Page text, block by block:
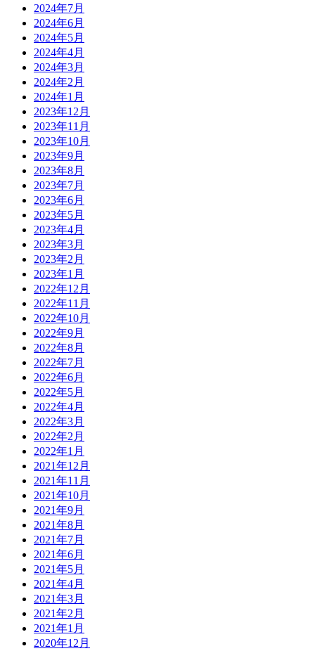
2024年7月
2024年6月
2024年5月
2024年4月
2024年3月
2024年2月
2024年1月
2023年12月
2023年11月
2023年10月
2023年9月
2023年8月
2023年7月
2023年6月
2023年5月
2023年4月
2023年3月
2023年2月
2023年1月
2022年12月
2022年11月
2022年10月
2022年9月
2022年8月
2022年7月
2022年6月
2022年5月
2022年4月
2022年3月
2022年2月
2022年1月
2021年12月
2021年11月
2021年10月
2021年9月
2021年8月
2021年7月
2021年6月
2021年5月
2021年4月
2021年3月
2021年2月
2021年1月
2020年12月